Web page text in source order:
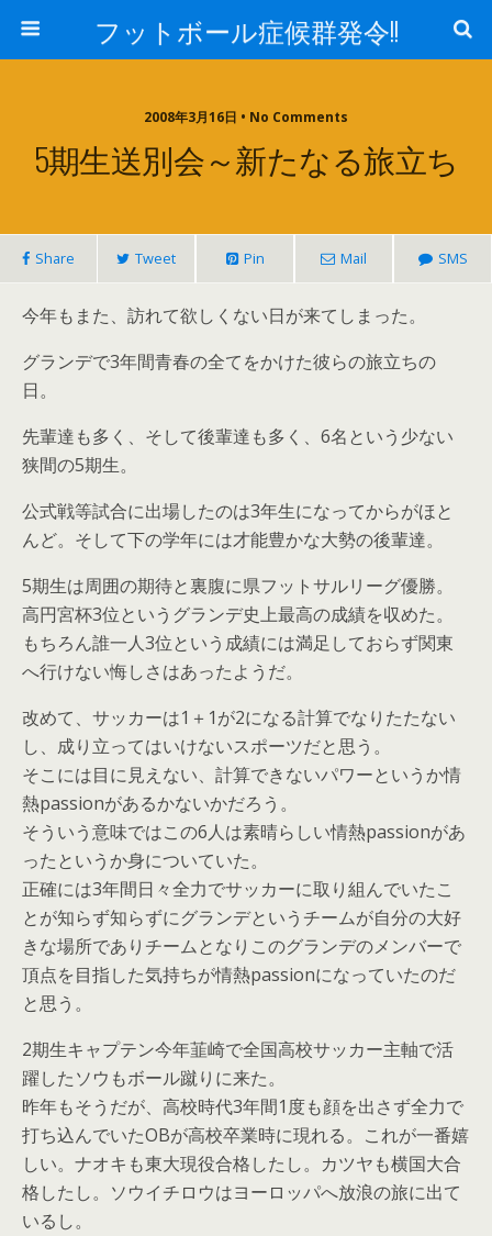
フットボール症候群発令!!
2008年3月16日 • No Comments
5期生送別会～新たなる旅立ち
Share Tweet Pin Mail SMS
今年もまた、訪れて欲しくない日が来てしまった。
グランデで3年間青春の全てをかけた彼らの旅立ちの
日。
先輩達も多く、そして後輩達も多く、6名という少ない
狭間の5期生。
公式戦等試合に出場したのは3年生になってからがほと
んど。そして下の学年には才能豊かな大勢の後輩達。
5期生は周囲の期待と裏腹に県フットサルリーグ優勝。
高円宮杯3位というグランデ史上最高の成績を収めた。
もちろん誰一人3位という成績には満足しておらず関東
へ行けない悔しさはあったようだ。
改めて、サッカーは1＋1が2になる計算でなりたたない
し、成り立ってはいけないスポーツだと思う。
そこには目に見えない、計算できないパワーというか情
熱passionがあるかないかだろう。
そういう意味ではこの6人は素晴らしい情熱passionがあ
ったというか身についていた。
正確には3年間日々全力でサッカーに取り組んでいたこ
とが知らず知らずにグランデというチームが自分の大好
きな場所でありチームとなりこのグランデのメンバーで
頂点を目指した気持ちが情熱passionになっていたのだ
と思う。
2期生キャプテン今年韮崎で全国高校サッカー主軸で活
躍したソウもボール蹴りに来た。
昨年もそうだが、高校時代3年間1度も顔を出さず全力で
打ち込んでいたOBが高校卒業時に現れる。これが一番嬉
しい。ナオキも東大現役合格したし。カツヤも横国大合
格したし。ソウイチロウはヨーロッパへ放浪の旅に出て
いるし。